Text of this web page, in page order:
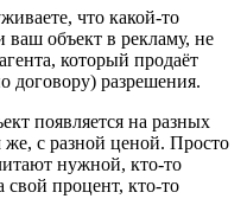
что какой-то
объект в рекламу, не
который продаёт
договору) разрешения.
появляется на разных
с разной ценой. Просто
нужной, кто-то
свой процент, кто-то